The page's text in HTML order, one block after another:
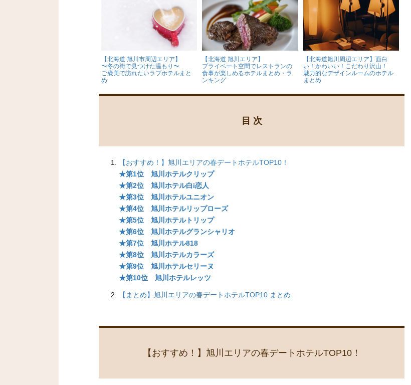
【北海道 旭川市周辺エリア】
〜冬の街で見つけた温もり〜
ご褒美で訪れたいラブホテルまと
め
【北海道 旭川エリア】
プライベート空間でレストランの
食事が楽しめるホテルまとめ・ラ
ンキング
【北海道旭川周辺エリア】面白
い！かわいい！こだわり沢山！
魅力的なデザインルームのホテル
まとめ
目 次
【おすすめ！】旭川エリアの春デートホテルTOP10！
★第1位 旭川ホテルクリップ
★第2位 旭川ホテル白i恋人
★第3位 旭川ホテルユニオン
★第4位 旭川ホテルリップローズ
★第5位 旭川ホテルトリップ
★第6位 旭川ホテルグランシャリオ
★第7位 旭川ホテル818
★第8位 旭川ホテルカラーズ
★第9位 旭川ホテルセリーヌ
★第10位 旭川ホテルレッツ
【まとめ】旭川エリアの春デートホテルTOP10 まとめ
【おすすめ！】 旭川エリアの春デートホテルTOP10！